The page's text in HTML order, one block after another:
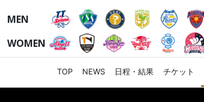
MEN
WOMEN
TOP NEWS 日程・結果 チケット